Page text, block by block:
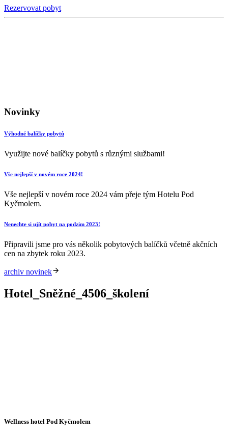
Rezervovat pobyt
Novinky
Výhodné balíčky pobytů
Využijte nové balíčky pobytů s různými službami!
Vše nejlepší v novém roce 2024!
Vše nejlepší v novém roce 2024 vám přeje tým Hotelu Pod
Kyčmolem.
Nenechte si ujít pobyt na podzim 2023!
Připravili jsme pro vás několik pobytových balíčků včetně akčních
cen na zbytek roku 2023.
archiv novinek
Hotel_Sněžné_4506_školení
Wellness hotel Pod Kyčmolem